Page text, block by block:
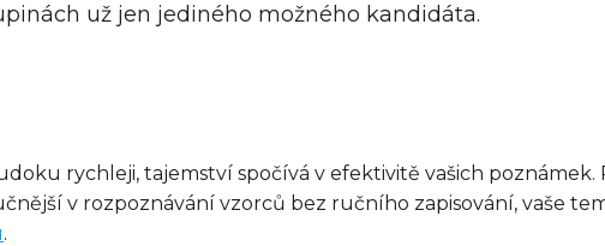
už jen jediného možného kandidáta.
rychleji, tajemství spočívá v efektivitě vašich
v rozpoznávání vzorců bez ručního zapisování, vaše
.